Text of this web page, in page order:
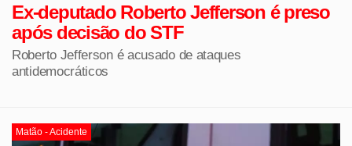
Ex-deputado Roberto Jefferson é preso
após decisão do STF
Roberto Jefferson é acusado de ataques
antidemocráticos
Matão - Acidente